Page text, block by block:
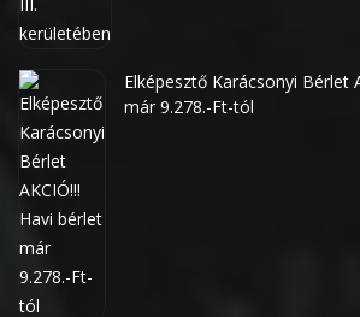
Elképesztő Karácsonyi Bérlet
már 9.278.-Ft-tól